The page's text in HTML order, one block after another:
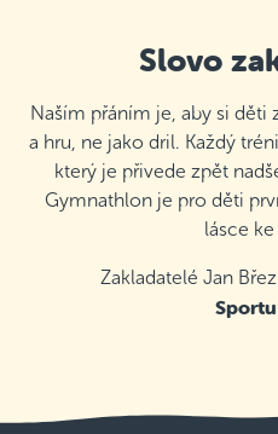
Slovo
Naším přáním je, aby si děti
a hru, ne jako dril. Každý
který je přivede zpět
Gymnathlon je pro děti
lásce
Zakladatelé Jan